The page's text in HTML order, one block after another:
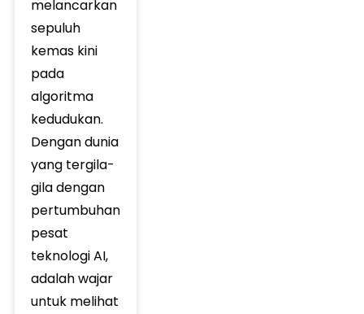
melancarkan
sepuluh
kemas kini
pada
algoritma
kedudukan.
Dengan dunia
yang tergila-
gila dengan
pertumbuhan
pesat
teknologi AI,
adalah wajar
untuk melihat